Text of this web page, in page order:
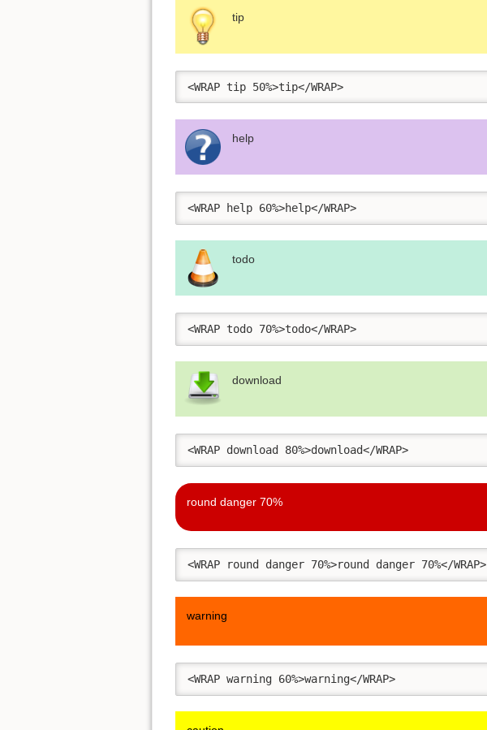
tip
<WRAP tip 50%>tip</WRAP>
help
<WRAP help 60%>help</WRAP>
todo
<WRAP todo 70%>todo</WRAP>
download
<WRAP download 80%>download</WRAP>
round danger 70%
<WRAP round danger 70%>round danger 70%</WRAP>
warning
<WRAP warning 60%>warning</WRAP>